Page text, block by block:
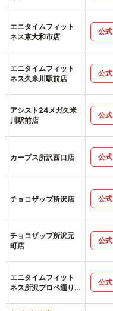
エニタイムフィット
ネス東大和市店
公式
エニタイムフィット
ネス久米川駅前店
公式
アシスト24メガ久米
川駅前店
公式
カーブス所沢西口店 公式
チョコザップ所沢店 公式
チョコザップ所沢元
町店
公式
エニタイムフィット
ネス所沢プロペ通り
公式